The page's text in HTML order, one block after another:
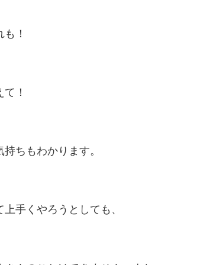
！
！
ちもわかります。
手くやろうとしても、